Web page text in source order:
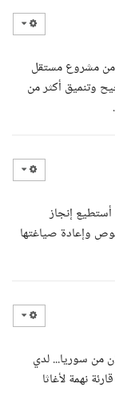
مشروع مستقل
وتنميق أكثر من
أستطيع إنجاز
وإعادة صياغتها
من سوريا... لدي
نهمة لأغاثا